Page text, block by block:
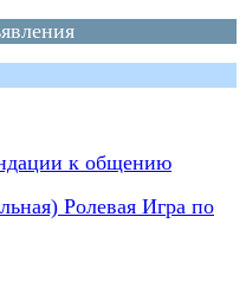
к общению
Ролевая Игра по